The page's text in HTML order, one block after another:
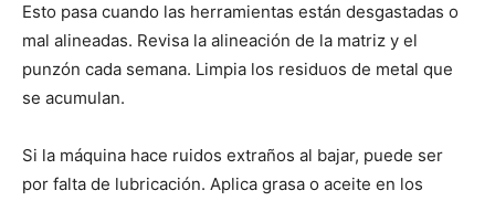
Esto pasa cuando las herramientas están desgastadas o
mal alineadas. Revisa la alineación de la matriz y el
punzón cada semana. Limpia los residuos de metal que
se acumulan.
Si la máquina hace ruidos extraños al bajar, puede ser
por falta de lubricación. Aplica grasa o aceite en los